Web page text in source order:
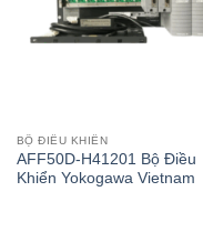
BỘ ĐIỀU KHIỂN
AFF50D-H41201 Bộ Điều
Khiển Yokogawa Vietnam